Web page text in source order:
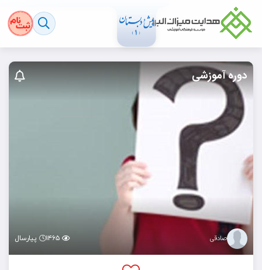
دوره آموزشی
صادقی ۱۴۶۵ پیارسال